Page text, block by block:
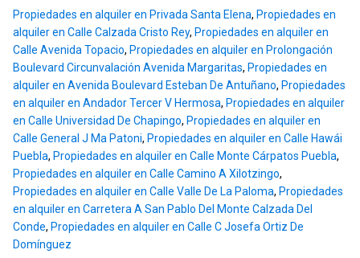
Propiedades en alquiler en Privada Santa Elena, Propiedades en
alquiler en Calle Calzada Cristo Rey, Propiedades en alquiler en
Calle Avenida Topacio, Propiedades en alquiler en Prolongación
Boulevard Circunvalación Avenida Margaritas, Propiedades en
alquiler en Avenida Boulevard Esteban De Antuñano, Propiedades
en alquiler en Andador Tercer V Hermosa, Propiedades en alquiler
en Calle Universidad De Chapingo, Propiedades en alquiler en
Calle General J Ma Patoni, Propiedades en alquiler en Calle Hawái
Puebla, Propiedades en alquiler en Calle Monte Cárpatos Puebla,
Propiedades en alquiler en Calle Camino A Xilotzingo,
Propiedades en alquiler en Calle Valle De La Paloma, Propiedades
en alquiler en Carretera A San Pablo Del Monte Calzada Del
Conde, Propiedades en alquiler en Calle C Josefa Ortiz De
Domínguez